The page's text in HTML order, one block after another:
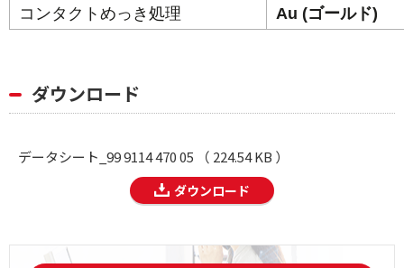
コンタクトめっき処理
Au (ゴールド)
ダウンロード
データシート_99 9114 470 05 （ 224.54 KB ）
ダウンロード